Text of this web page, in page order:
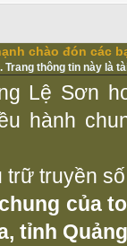
chào đón các
thông tin này là
Lệ Sơn
hành
truyền
của
tỉnh